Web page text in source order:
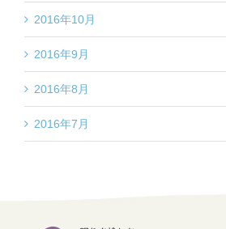
2016年10月
2016年9月
2016年8月
2016年7月